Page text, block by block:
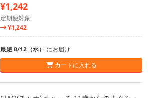
¥1,242
定期便対象
¥1,242
最短 8/12（水） にお届け
カートに入れる